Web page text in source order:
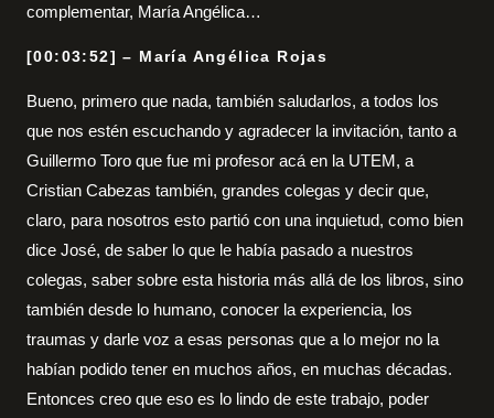
complementar, María Angélica…
[00:03:52] – María Angélica Rojas
Bueno, primero que nada, también saludarlos, a todos los
que nos estén escuchando y agradecer la invitación, tanto a
Guillermo Toro que fue mi profesor acá en la UTEM, a
Cristian Cabezas también, grandes colegas y decir que,
claro, para nosotros esto partió con una inquietud, como bien
dice José, de saber lo que le había pasado a nuestros
colegas, saber sobre esta historia más allá de los libros, sino
también desde lo humano, conocer la experiencia, los
traumas y darle voz a esas personas que a lo mejor no la
habían podido tener en muchos años, en muchas décadas.
Entonces creo que eso es lo lindo de este trabajo, poder